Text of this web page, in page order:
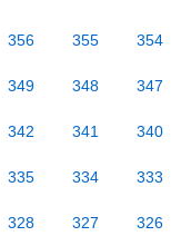
356 355 354
349 348 347
342 341 340
335 334 333
328 327 326